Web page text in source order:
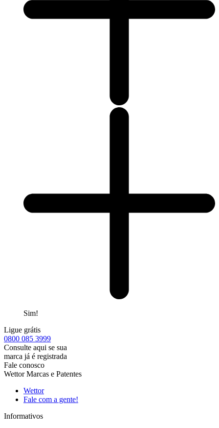
Sim!
Ligue grátis
0800 085 3999
Consulte aqui se sua
marca já é registrada
Fale conosco
Wettor Marcas e Patentes
Wettor
Fale com a gente!
Informativos